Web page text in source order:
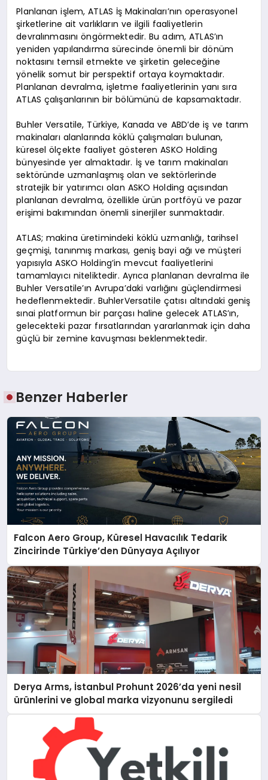
Planlanan işlem, ATLAS İş Makinaları’nın operasyonel
şirketlerine ait varlıkların ve ilgili faaliyetlerin
devralınmasını öngörmektedir. Bu adım, ATLAS’ın
yeniden yapılandırma sürecinde önemli bir dönüm
noktasını temsil etmekte ve şirketin geleceğine
yönelik somut bir perspektif ortaya koymaktadır.
Planlanan devralma, işletme faaliyetlerinin yanı sıra
ATLAS çalışanlarının bir bölümünü de kapsamaktadır.
Buhler Versatile, Türkiye, Kanada ve ABD’de iş ve tarım
makinaları alanlarında köklü çalışmaları bulunan,
küresel ölçekte faaliyet gösteren ASKO Holding
bünyesinde yer almaktadır. İş ve tarım makinaları
sektöründe uzmanlaşmış olan ve sektörlerinde
stratejik bir yatırımcı olan ASKO Holding açısından
planlanan devralma, özellikle ürün portföyü ve pazar
erişimi bakımından önemli sinerjiler sunmaktadır.
ATLAS; makina üretimindeki köklü uzmanlığı, tarihsel
geçmişi, tanınmış markası, geniş bayi ağı ve müşteri
yapısıyla ASKO Holding’in mevcut faaliyetlerini
tamamlayıcı niteliktedir. Ayrıca planlanan devralma ile
Buhler Versatile’ın Avrupa’daki varlığını güçlendirmesi
hedeflenmektedir. BuhlerVersatile çatısı altındaki geniş
sınai platformun bir parçası haline gelecek ATLAS’ın,
gelecekteki pazar fırsatlarından yararlanmak için daha
güçlü bir zemine kavuşması beklenmektedir.
Benzer Haberler
Falcon Aero Group, Küresel Havacılık Tedarik
Zincirinde Türkiye’den Dünyaya Açılıyor
Derya Arms, İstanbul Prohunt 2026’da yeni nesil
ürünlerini ve global marka vizyonunu sergiledi